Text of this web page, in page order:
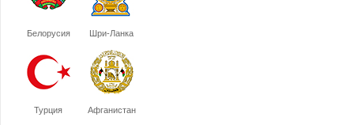
Белорусия Шри-Ланка
Турция Афганистан